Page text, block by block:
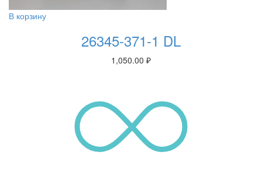
В корзину
26345-371-1 DL
1,050.00 ₽